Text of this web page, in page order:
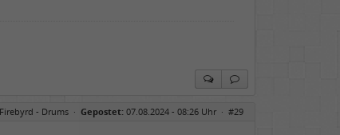
- Drums · Gepostet: 07.08.2024 - 08:26 Uhr · #29